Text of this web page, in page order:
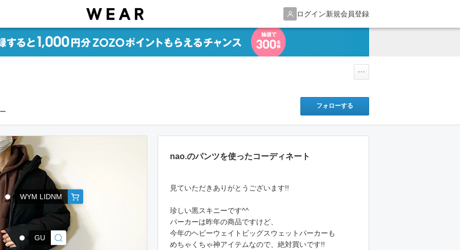
ログイン新規会員登録
フォローする
WYM LIDNM
GU
nao.のパンツを使ったコーディネート
見ていただきありがとうございます!!
珍しい黒スキニーです^^
パーカーは昨年の商品ですけど、
今年のヘビーウェイトビッグスウェットパーカーも
めちゃくちゃ神アイテムなので、絶対買いです!!